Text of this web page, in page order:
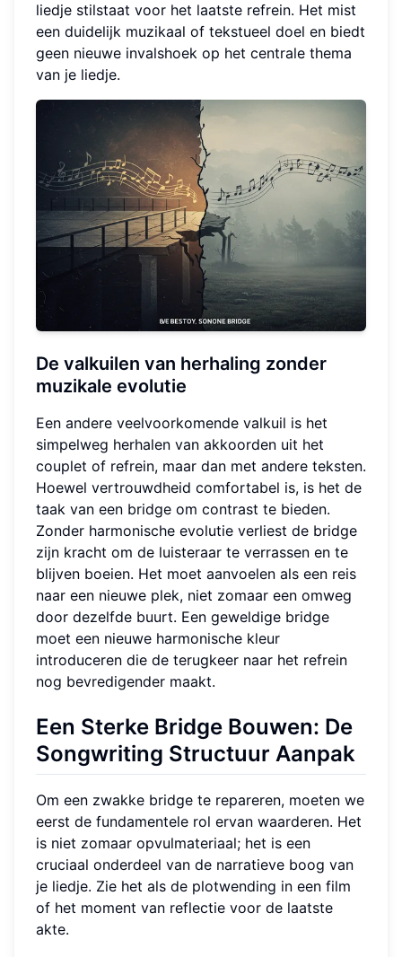
liedje stilstaat voor het laatste refrein. Het mist
een duidelijk muzikaal of tekstueel doel en biedt
geen nieuwe invalshoek op het centrale thema
van je liedje.
De valkuilen van herhaling zonder
muzikale evolutie
Een andere veelvoorkomende valkuil is het
simpelweg herhalen van akkoorden uit het
couplet of refrein, maar dan met andere teksten.
Hoewel vertrouwdheid comfortabel is, is het de
taak van een bridge om contrast te bieden.
Zonder harmonische evolutie verliest de bridge
zijn kracht om de luisteraar te verrassen en te
blijven boeien. Het moet aanvoelen als een reis
naar een nieuwe plek, niet zomaar een omweg
door dezelfde buurt. Een geweldige bridge
moet een nieuwe harmonische kleur
introduceren die de terugkeer naar het refrein
nog bevredigender maakt.
Een Sterke Bridge Bouwen: De
Songwriting Structuur Aanpak
Om een zwakke bridge te repareren, moeten we
eerst de fundamentele rol ervan waarderen. Het
is niet zomaar opvulmateriaal; het is een
cruciaal onderdeel van de narratieve boog van
je liedje. Zie het als de plotwending in een film
of het moment van reflectie voor de laatste
akte.